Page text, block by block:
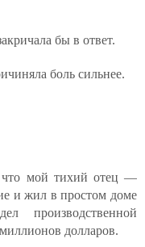
бы в ответ.
боль сильнее.
что мой тихий отец —
и жил в простом доме
производственной
долларов.